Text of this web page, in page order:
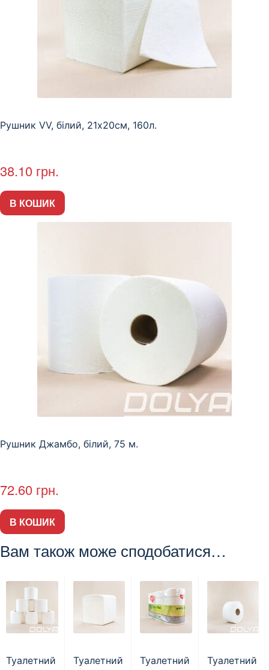
Рушник VV, білий, 21х20см, 160л.
38.10 грн.
В КОШИК
Рушник Джамбо, білий, 75 м.
72.60 грн.
В КОШИК
Вам також може сподобатися…
Туалетний
Туалетний
Туалетний
Туалетний